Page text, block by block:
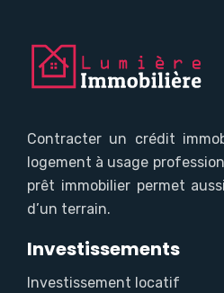
Contracter un crédit
logement à usage
prêt immobilier permet
d’un terrain.
Investissements
Investissement locatif